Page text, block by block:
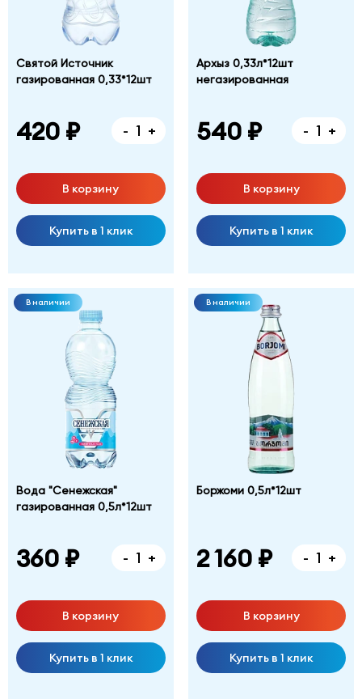
Святой Источник
газированная 0,33*12шт
420 ₽ - +
В корзину
Купить в 1 клик
Архыз 0,33л*12шт
негазированная
540 ₽ - +
В корзину
Купить в 1 клик
В наличии
Вода "Сенежская"
газированная 0,5л*12шт
360 ₽ - +
В корзину
Купить в 1 клик
В наличии
Боржоми 0,5л*12шт
2 160 ₽ - +
В корзину
Купить в 1 клик